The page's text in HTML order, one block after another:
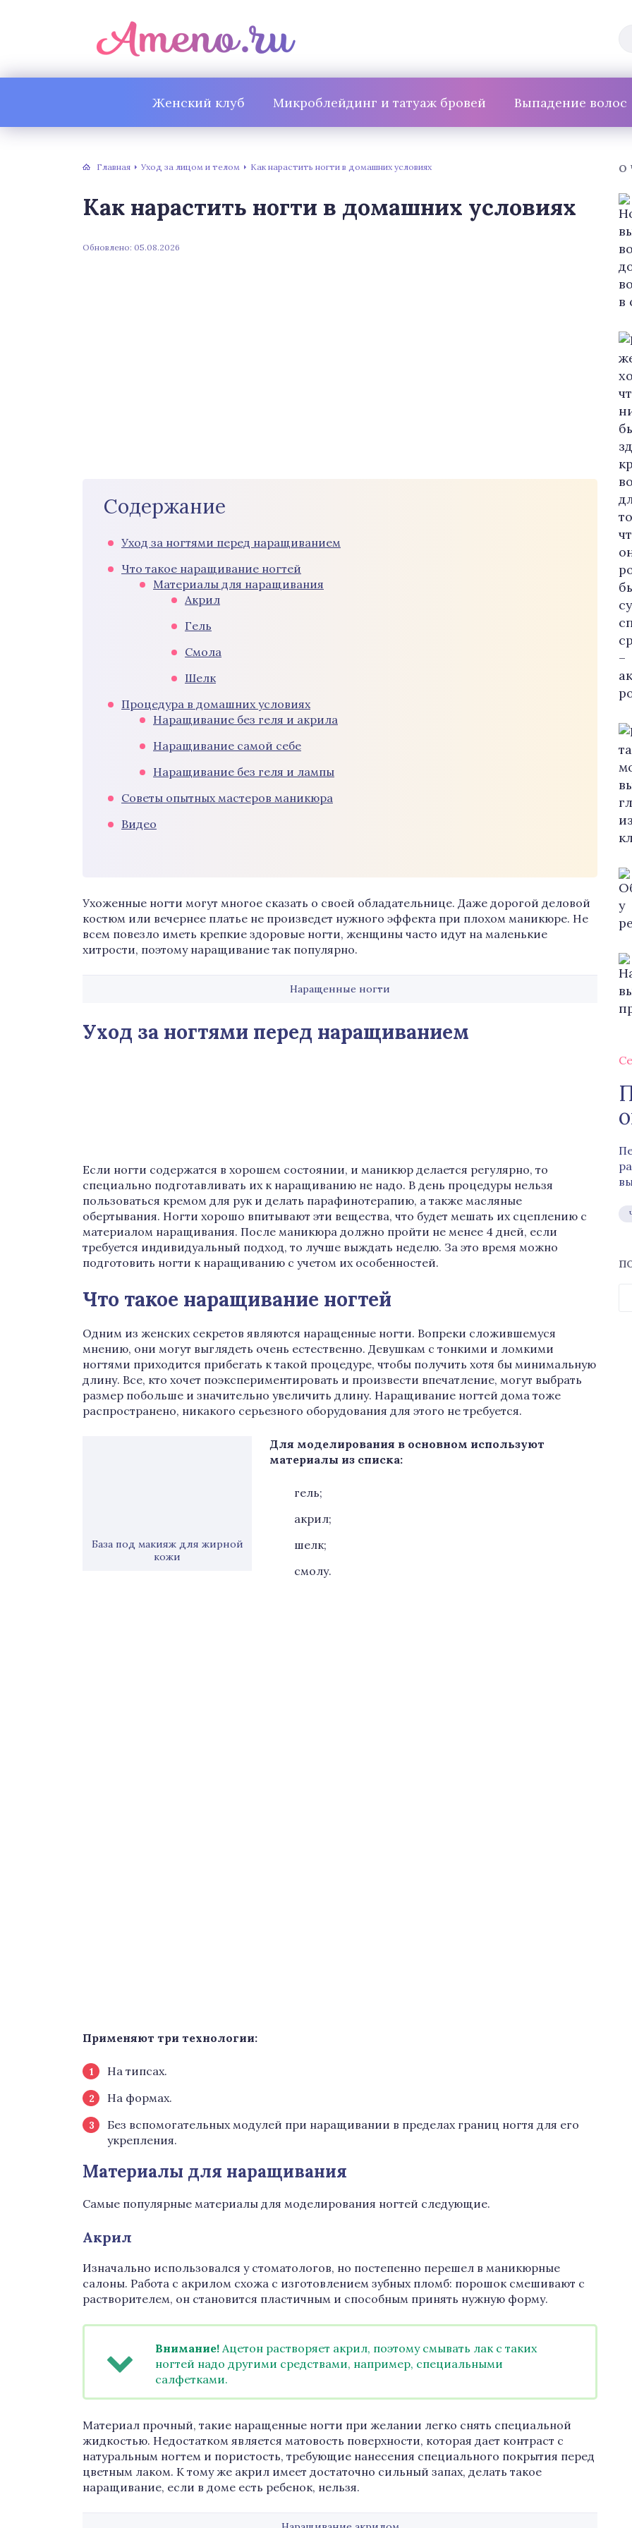
Женский клуб Микроблейдинг и татуаж бровей Выпадение волос
Главная Уход за лицом и телом Как нарастить ногти в домашних условиях
Как нарастить ногти в домашних условиях
Обновлено: 05.08.2026
Содержание
Уход за ногтями перед наращиванием
Что такое наращивание ногтей
Материалы для наращивания
Акрил
Гель
Смола
Шелк
Процедура в домашних условиях
Наращивание без геля и акрила
Наращивание самой себе
Наращивание без геля и лампы
Советы опытных мастеров маникюра
Видео
Ухоженные ногти могут многое сказать о своей обладательнице. Даже дорогой деловой
костюм или вечернее платье не произведет нужного эффекта при плохом маникюре. Не
всем повезло иметь крепкие здоровые ногти, женщины часто идут на маленькие
хитрости, поэтому наращивание так популярно.
Наращенные ногти
Уход за ногтями перед наращиванием
Если ногти содержатся в хорошем состоянии, и маникюр делается регулярно, то
специально подготавливать их к наращиванию не надо. В день процедуры нельзя
пользоваться кремом для рук и делать парафинотерапию, а также масляные
обертывания. Ногти хорошо впитывают эти вещества, что будет мешать их сцеплению с
материалом наращивания. После маникюра должно пройти не менее 4 дней, если
требуется индивидуальный подход, то лучше выждать неделю. За это время можно
подготовить ногти к наращиванию с учетом их особенностей.
Что такое наращивание ногтей
Одним из женских секретов являются наращенные ногти. Вопреки сложившемуся
мнению, они могут выглядеть очень естественно. Девушкам с тонкими и ломкими
ногтями приходится прибегать к такой процедуре, чтобы получить хотя бы минимальную
длину. Все, кто хочет поэкспериментировать и произвести впечатление, могут выбрать
размер побольше и значительно увеличить длину. Наращивание ногтей дома тоже
распространено, никакого серьезного оборудования для этого не требуется.
База под макияж для жирной
кожи
Для моделирования в основном используют
материалы из списка:
гель;
акрил;
шелк;
смолу.
Применяют три технологии:
На типсах.
На формах.
Без вспомогательных модулей при наращивании в пределах границ ногтя для его
укрепления.
Материалы для наращивания
Самые популярные материалы для моделирования ногтей следующие.
Акрил
Изначально использовался у стоматологов, но постепенно перешел в маникюрные
салоны. Работа с акрилом схожа с изготовлением зубных пломб: порошок смешивают с
растворителем, он становится пластичным и способным принять нужную форму.
Внимание! Ацетон растворяет акрил, поэтому смывать лак с таких
ногтей надо другими средствами, например, специальными
салфетками.
Материал прочный, такие наращенные ногти при желании легко снять специальной
жидкостью. Недостатком является матовость поверхности, которая дает контраст с
натуральным ногтем и пористость, требующие нанесения специального покрытия перед
цветным лаком. К тому же акрил имеет достаточно сильный запах, делать такое
наращивание, если в доме есть ребенок, нельзя.
О